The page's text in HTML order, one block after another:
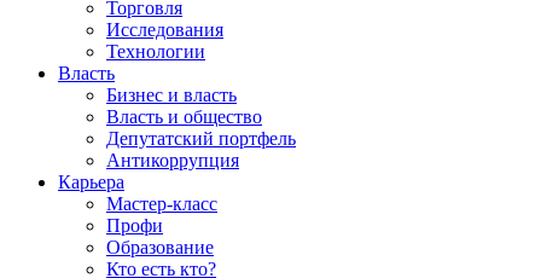
Торговля
Исследования
Технологии
Власть
Бизнес и власть
Власть и общество
Депутатский портфель
Антикоррупция
Карьера
Мастер-класс
Профи
Образование
Кто есть кто?